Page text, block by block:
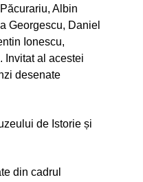
Albin
Georgescu, Daniel
Ionescu,
Invitat al acestei
desenate
de Istorie și
din cadrul